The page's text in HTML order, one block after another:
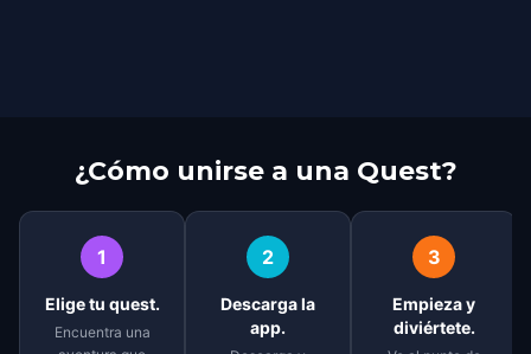
¿Cómo unirse a una Quest?
1
Elige tu quest.
Encuentra una
2
Descarga la
app.
3
Empieza y
diviértete.